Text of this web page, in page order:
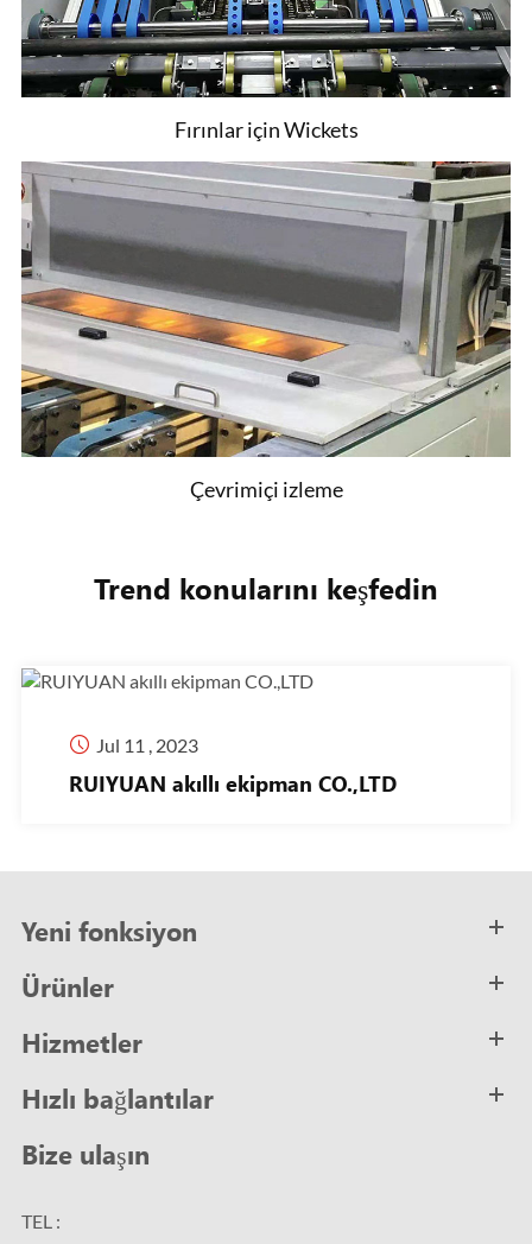
Fırınlar için Wickets
Çevrimiçi izleme
Trend konularını keşfedin
 Jul 11 , 2023
RUIYUAN akıllı ekipman CO.,LTD
Yeni fonksiyon
Ürünler
Hizmetler
Hızlı bağlantılar
Bize ulaşın
TEL :